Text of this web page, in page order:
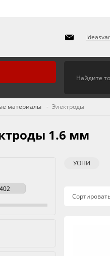
материалы Электроды
1.6 мм
УОНИ